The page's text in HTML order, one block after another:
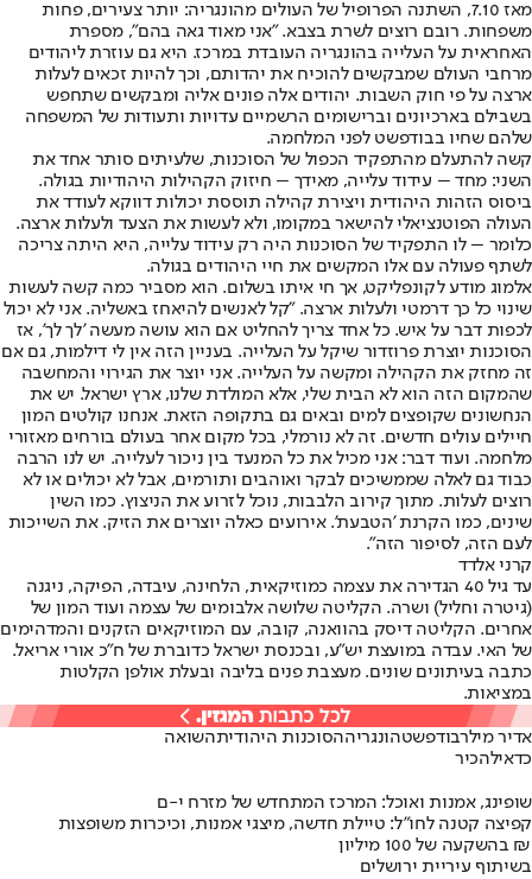
מאז 7.10, השתנה הפרופיל של העולים מהונגריה: יותר צעירים, פחות
משפחות. רובם רוצים לשרת בצבא. "אני מאוד גאה בהם", מספרת
האחראית על העלייה בהונגריה העובדת במרכז. היא גם עוזרת ליהודים
מרחבי העולם שמבקשים להוכיח את יהדותם, וכך להיות זכאים לעלות
ארצה על פי חוק השבות. יהודים אלה פונים אליה ומבקשים שתחפש
בשבילם בארכיונים וברישומים הרשמיים עדויות ותעודות של המשפחה
שלהם שחיו בבודפשט לפני המלחמה.
קשה להתעלם מהתפקיד הכפול של הסוכנות, שלעיתים סותר אחד את
השני: מחד – עידוד עלייה, מאידך – חיזוק הקהילות היהודיות בגולה.
ביסוס הזהות היהודית ויצירת קהילה תוססת יכולות דווקא לעודד את
העולה הפוטנציאלי להישאר במקומו, ולא לעשות את הצעד ולעלות ארצה.
כלומר – לו התפקיד של הסוכנות היה רק עידוד עלייה, היא היתה צריכה
לשתף פעולה עם אלו המקשים את חיי היהודים בגולה.
אלמוג מודע לקונפליקט, אך חי איתו בשלום. הוא מסביר כמה קשה לעשות
שינוי כל כך דרמטי ולעלות ארצה. "קל לאנשים להיאחז באשליה. אני לא יכול
לכפות דבר על איש. כל אחד צריך להחליט אם הוא עושה מעשה 'לך לך', אז
הסוכנות יוצרת פרוזדור שיקל על העלייה. בעניין הזה אין לי דילמות, גם אם
זה מחזק את הקהילה ומקשה על העלייה. אני יוצר את הגירוי והמחשבה
שהמקום הזה הוא לא הבית שלי, אלא המולדת שלנו, ארץ ישראל. יש את
הנחשונים שקופצים למים ובאים גם בתקופה הזאת. אנחנו קולטים המון
חיילים עולים חדשים. זה לא נורמלי, בכל מקום אחר בעולם בורחים מאזורי
מלחמה. ועוד דבר: אני מכיל את כל המנעד בין ניכור לעלייה. יש לנו הרבה
כבוד גם לאלה שממשיכים לבקר ואוהבים ותורמים, אבל לא יכולים או לא
רוצים לעלות. מתוך קירוב הלבבות, נוכל לזרוע את הניצוץ. כמו השין
שינים, כמו הקרנת 'הטבעת'. אירועים כאלה יוצרים את הזיק. את השייכות
לעם הזה, לסיפור הזה".
קרני אלדד
עד גיל 40 הגדירה את עצמה כמוזיקאית, הלחינה, עיבדה, הפיקה, ניגנה
(גיטרה וחליל) ושרה. הקליטה שלושה אלבומים של עצמה ועוד המון של
אחרים. הקליטה דיסק בהוואנה, קובה, עם המוזיקאים הזקנים והמדהימים
של האי. עבדה במועצת יש"ע, ובכנסת ישראל כדוברת של ח"כ אורי אריאל.
כתבה בעיתונים שונים. מעצבת פנים בליבה ובעלת אולפן הקלטות
במציאות.
אדיר מילרבודפשטהונגריההסוכנות היהודיתהשואה
כדאילהכיר
שופינג, אמנות ואוכל: המרכז המתחדש של מזרח י-ם
קפיצה קטנה לחו"ל: טיילת חדשה, מיצגי אמנות, וכיכרות משופצות
בהשקעה של 100 מיליון ₪
בשיתוף עיריית ירושלים